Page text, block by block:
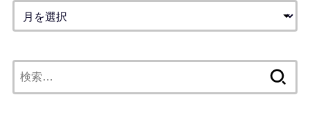
索: